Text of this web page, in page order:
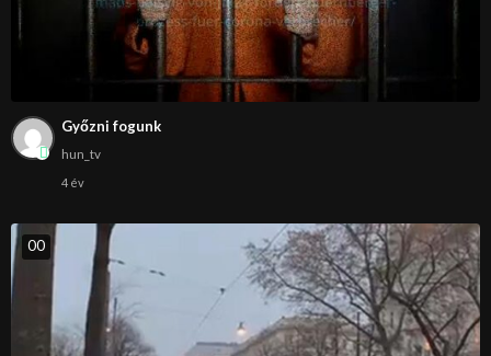
Győzni fogunk
hun_tv
4 év
00